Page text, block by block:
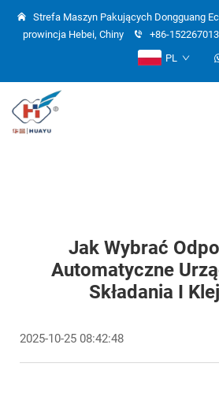
Strefa Maszyn Pakujących Dongguang
prowincja Hebei, Chiny
+86-
PL
Jak Wybrać
Automatyczne
Składania I
2025-10-25 08:42:48